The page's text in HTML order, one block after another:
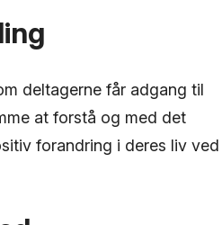
deltagerne får adgang til
at forstå og med det
forandring i deres liv ved